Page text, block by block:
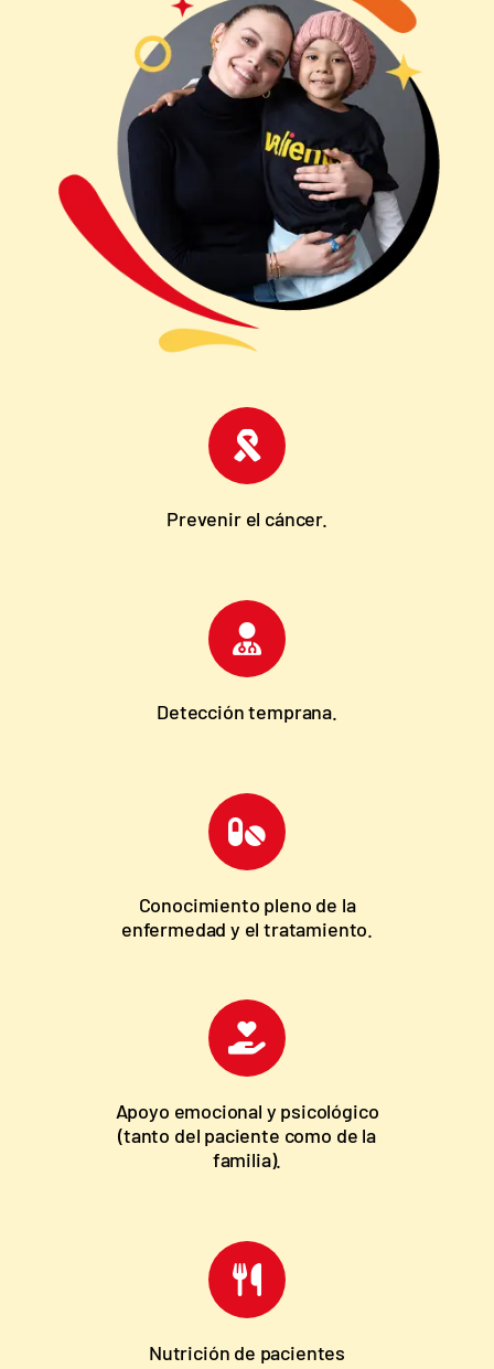
Prevenir el cáncer.
Detección temprana.
Conocimiento pleno de la
enfermedad y el tratamiento.
Apoyo emocional y psicológico
(tanto del paciente como de la
familia).
Nutrición de pacientes